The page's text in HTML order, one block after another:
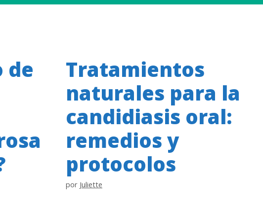
de
Tratamientos
naturales para la
candidiasis oral:
remedios y
protocolos
por Juliette